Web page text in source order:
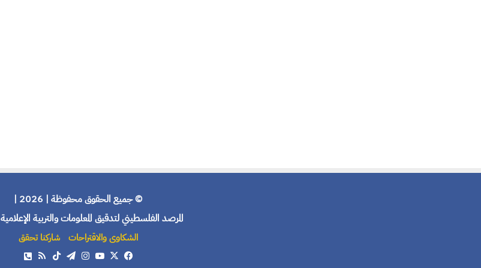
© جميع الحقوق محفوظة | 2026 |
المرصد الفلسطيني لتدقيق المعلومات والتربية الإعلامية
الشكاوى والاقتراحات
شاركنا تحقق
فيسبوك
X يوتيوبانستقرامتيلقرام‫TikTokملخص